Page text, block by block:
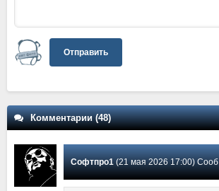
Отправить
Комментарии (48)
Софтпро1(21 мая 2026 17:00) Сообщение #48